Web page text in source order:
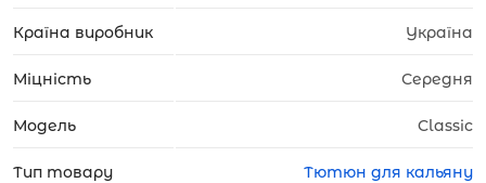
Країна виробник Україна
Міцність Середня
Модель Classic
Тип товару Тютюн для кальяну